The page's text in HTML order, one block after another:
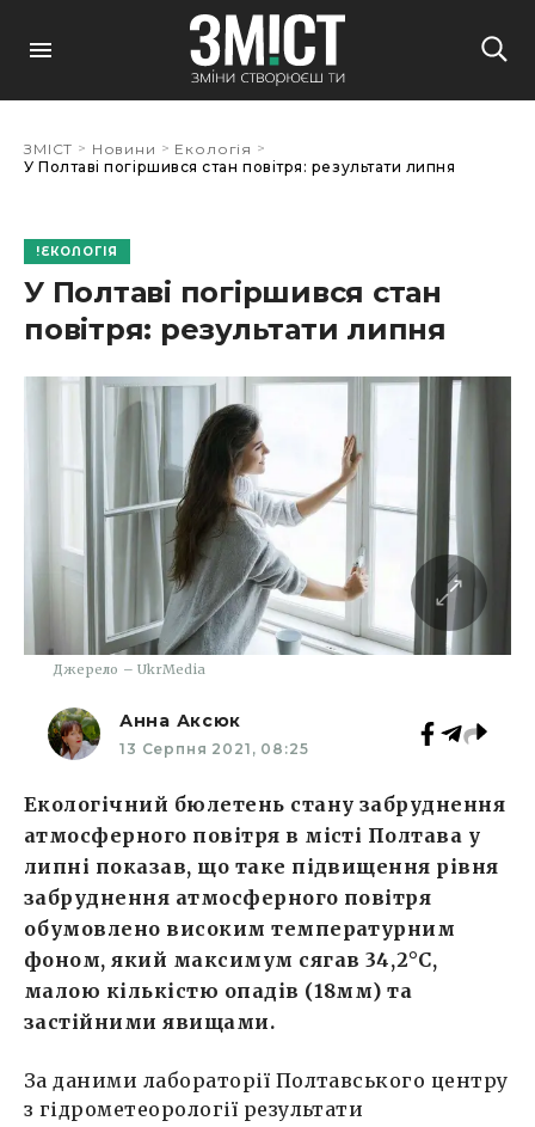
ЗМІСТ > Новини > Екологія >
У Полтаві погіршився стан повітря: результати липня
ЕКОЛОГІЯ
У Полтаві погіршився стан
повітря: результати липня
Джерело – UkrMedia
Анна Аксюк
13 Серпня 2021, 08:25
Екологічний бюлетень стану забруднення
атмосферного повітря в місті Полтава у
липні показав, що таке підвищення рівня
забруднення атмосферного повітря
обумовлено високим температурним
фоном, який максимум сягав 34,2°С,
малою кількістю опадів (18мм) та
застійними явищами.
За даними лабораторії Полтавського центру
з гідрометеорології результати